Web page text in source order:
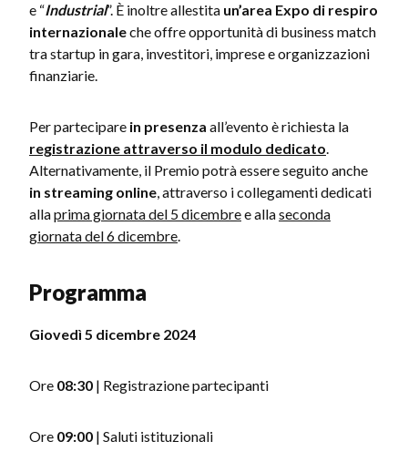
e “Industrial”. È inoltre allestita un’area Expo di respiro
internazionaleche offre opportunità di business match
tra startup in gara, investitori, imprese e organizzazioni
finanziarie.
Per partecipare in presenza all’evento è richiesta la
registrazione attraverso il modulo dedicato
Alternativamente, il Premio potrà essere seguito anche
in streaming online , attraverso i collegamenti dedicati
allaprima giornata del 5 dicembree allaseconda
giornata del 6 dicembre
Programma
Giovedì 5 dicembre 2024
Ore 08:30 | Registrazione partecipanti
Ore 09:00 | Saluti istituzionali